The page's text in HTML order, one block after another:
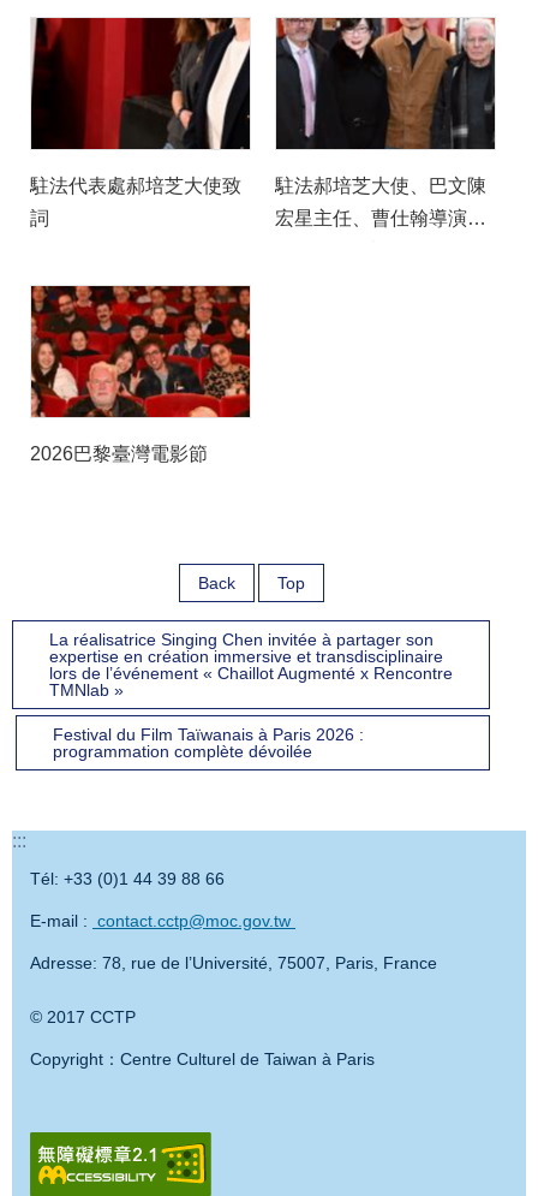
駐法代表處郝培芝大使致
詞
駐法郝培芝大使、巴文陳
宏星主任、曹仕翰導演、
2026巴黎臺灣電影節
Back Top
La réalisatrice Singing Chen invitée à partager son
expertise en création immersive et transdisciplinaire
lors de l’événement « Chaillot Augmenté x Rencontre
TMNlab »
Festival du Film Taïwanais à Paris 2026 :
programmation complète dévoilée
:::
Tél: +33 (0)1 44 39 88 66
E-mail : contact.cctp@moc.gov.tw
Adresse: 78, rue de l’Université, 75007, Paris, France
© 2017 CCTP
Copyright：Centre Culturel de Taiwan à Paris